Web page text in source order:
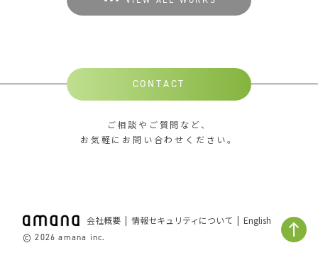
CONTACT
ご相談やご質問など、
お気軽にお問い合わせください。
会社概要 情報セキュリティについて English
© 2026 amana inc.